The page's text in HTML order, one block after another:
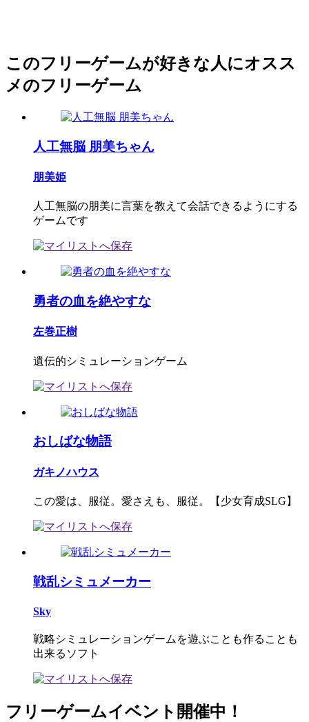
このフリーゲームが好きな人にオスス
メのフリーゲーム
人工無脳 朋美ちゃん
朋美姫
人工無脳の朋美に言葉を教えて会話できるようにする
ゲームです
勇者の血を絶やすな
左巻正樹
遺伝的シミュレーションゲーム
おしばな物語
ガキノハウス
この愛は、服従。愛さえも、服従。【少女育成SLG】
戦乱シミュメーカー
Sky
戦略シミュレーションゲームを遊ぶことも作ることも
出来るソフト
フリーゲームイベント開催中！